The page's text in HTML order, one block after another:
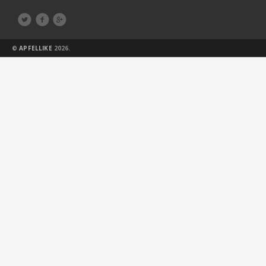
  
©APFELLIKE 2026.